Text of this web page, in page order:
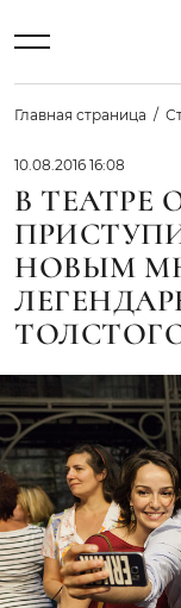
Главная страница
10.08.2016 16:08
В ТЕАТРЕ
НОВЫМ